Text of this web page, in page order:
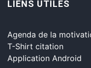
LIENS UTILES
Agenda de la
T-Shirt citation
Application Android